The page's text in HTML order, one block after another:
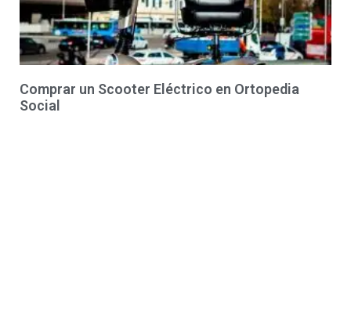
Comprar un Scooter Eléctrico en Ortopedia
Social